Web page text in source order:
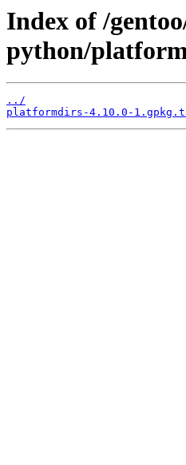
Index of /
python/
../
platformdirs-4.10.0-